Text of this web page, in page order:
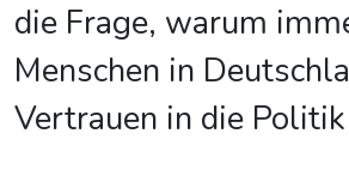
die Frage, warum
Menschen in
Vertrauen in die